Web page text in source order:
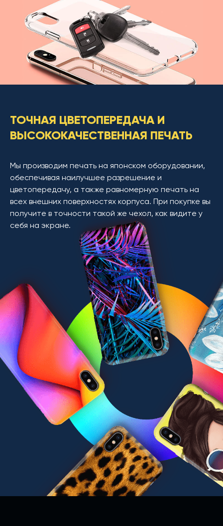
ТОЧНАЯ ЦВЕТОПЕРЕДАЧА И
ВЫСОКОКАЧЕСТВЕННАЯ ПЕЧАТЬ
Мы производим печать на японском оборудовании,
обеспечивая наилучшее разрешение и
цветопередачу, а также равномерную печать на
всех внешних поверхностях корпуса. При покупке вы
получите в точности такой же чехол, как видите у
себя на экране.